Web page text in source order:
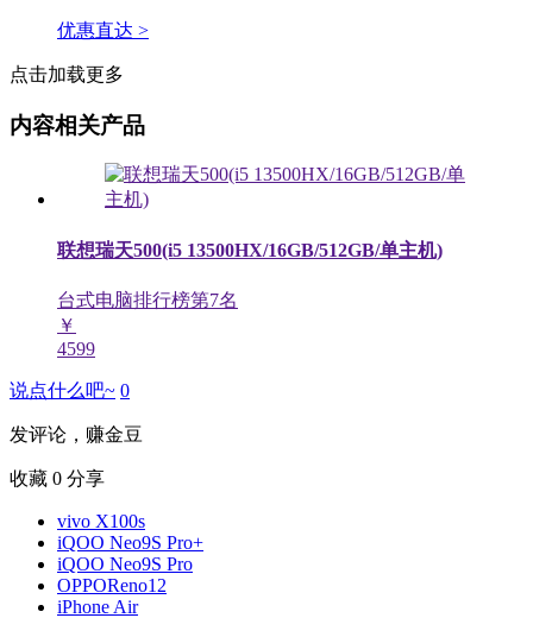
优惠直达 >
点击加载更多
内容相关产品
联想瑞天500(i5 13500HX/16GB/512GB/单主机)
台式电脑排行榜第7名
￥
4599
说点什么吧~ 0
发评论，赚金豆
收藏 0 分享
vivo X100s
iQOO Neo9S Pro+
iQOO Neo9S Pro
OPPOReno12
iPhone Air